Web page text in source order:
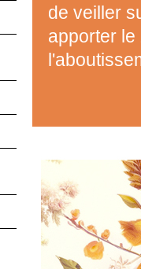
de veiller
apporter